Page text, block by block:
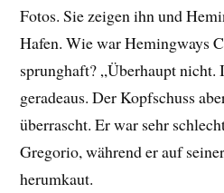
Fotos. Sie zeigen ihn und
Hafen. Wie war Hemingways
sprunghaft? „Überhaupt
geradeaus. Der Kopfschuss
überrascht. Er war sehr
Gregorio, während er auf
herumkaut.